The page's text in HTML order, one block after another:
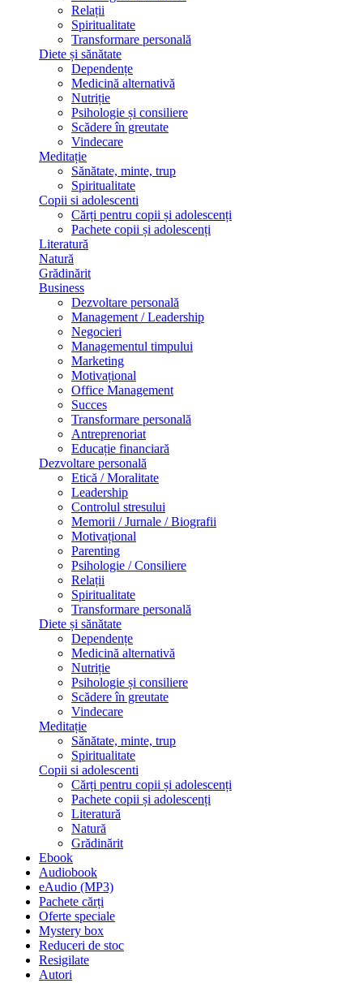
Relații
Spiritualitate
Transformare personală
Diete și sănătate
Dependențe
Medicină alternativă
Nutriție
Psihologie și consiliere
Scădere în greutate
Vindecare
Meditație
Sănătate, minte, trup
Spiritualitate
Copii si adolescenti
Cărți pentru copii și adolescenți
Pachete copii și adolescenți
Literatură
Natură
Grădinărit
Business
Dezvoltare personală
Management / Leadership
Negocieri
Managementul timpului
Marketing
Motivațional
Office Management
Succes
Transformare personală
Antreprenoriat
Educație financiară
Dezvoltare personală
Etică / Moralitate
Leadership
Controlul stresului
Memorii / Jurnale / Biografii
Motivațional
Parenting
Psihologie / Consiliere
Relații
Spiritualitate
Transformare personală
Diete și sănătate
Dependențe
Medicină alternativă
Nutriție
Psihologie și consiliere
Scădere în greutate
Vindecare
Meditație
Sănătate, minte, trup
Spiritualitate
Copii si adolescenti
Cărți pentru copii și adolescenți
Pachete copii și adolescenți
Literatură
Natură
Grădinărit
Ebook
Audiobook
eAudio (MP3)
Pachete cărți
Oferte speciale
Mystery box
Reduceri de stoc
Resigilate
Autori